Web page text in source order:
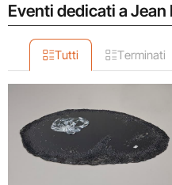
Eventi dedicati a Jean
Tutti Terminati